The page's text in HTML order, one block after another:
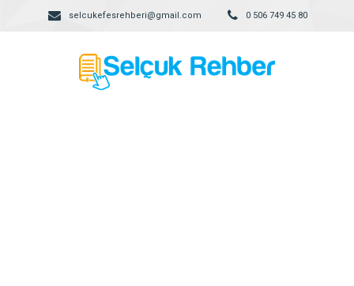
selcukefesrehberi@gmail.com 0 506 749 45 80